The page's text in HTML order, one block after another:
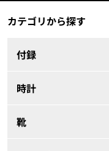
カテゴリから探す
付録
時計
靴